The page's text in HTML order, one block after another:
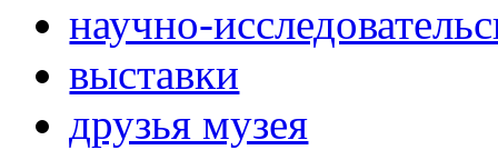
научно-
выставки
друзья музея